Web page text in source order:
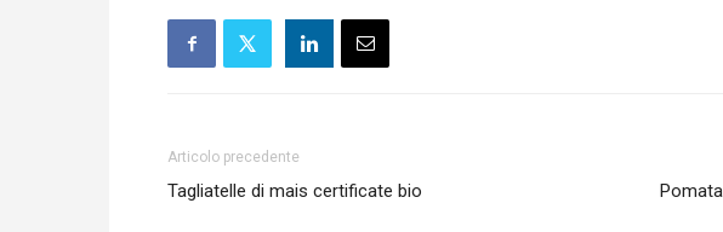
Articolo precedente
Tagliatelle di mais certificate bio